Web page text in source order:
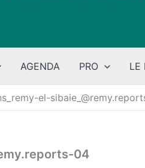
AGENDA PRO LE
el-
04